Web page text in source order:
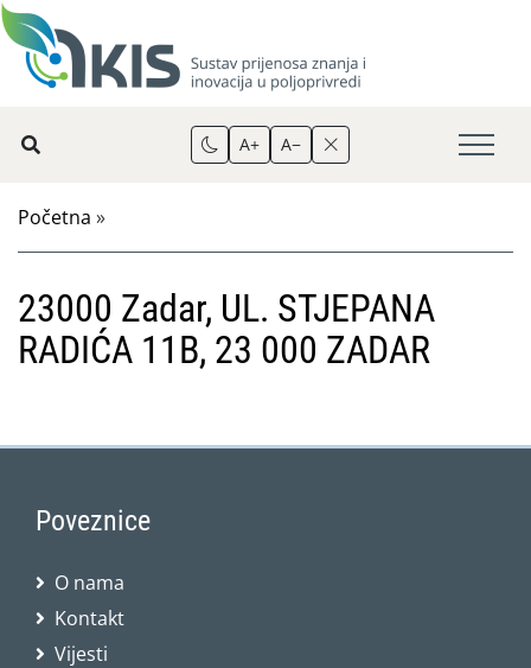
A+ A−
Početna »
23000 Zadar, UL. STJEPANA
RADIĆA 11B, 23 000 ZADAR
Poveznice
O nama
Kontakt
Vijesti